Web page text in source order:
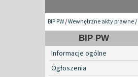
BIP PW/Wewnętrzne akty prawne/
BIP PW
Informacje ogólne
Ogłoszenia